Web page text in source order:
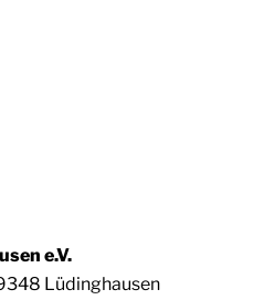
e.V.
Lüdinghausen